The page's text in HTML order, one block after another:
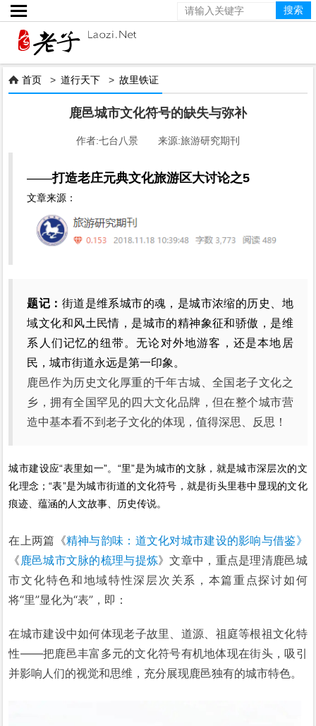

 首页 >道行天下 >故里铁证
鹿邑城市文化符号的缺失与弥补
作者:七台八景 来源:旅游研究期刊
——打造老庄元典文化旅游区大讨论之5
文章来源：
题记： 街道是维系城市的魂，是城市浓缩的历史、地
域文化和风土民情，是城市的精神象征和骄傲，是维
系人们记忆的纽带。无论对外地游客，还是本地居
民，城市街道永远是第一印象。
鹿邑作为历史文化厚重的千年古城、全国老子文化之
乡，拥有全国罕见的四大文化品牌，但在整个城市营
造中基本看不到老子文化的体现，值得深思、反思！
城市建设应“表里如一”。“里”是为城市的文脉，就是城市深层次的文
化理念；“表”是为城市街道的文化符号，就是街头里巷中显现的文化
痕迹、蕴涵的人文故事、历史传说。
在上两篇《精神与韵味：道文化对城市建设的影响与借鉴》
《 鹿邑城市文脉的梳理与提炼》文章中，重点是理清鹿邑城
市文化特色和地域特性深层次关系，本篇重点探讨如何
将“里”显化为“表”，即：
在城市建设中如何体现老子故里、道源、祖庭等根祖文化特
性——把鹿邑丰富多元的文化符号有机地体现在街头，吸引
并影响人们的视觉和思维，充分展现鹿邑独有的城市特色。